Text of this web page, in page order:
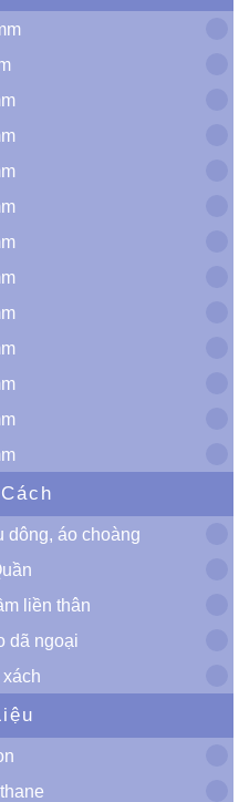
dông, áo choàng
liền thân
dã ngoại